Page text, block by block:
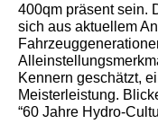
400qm präsent sein.
sich aus aktuellem
Kennern geschätzt,
Meisterleistung.
“60 Jahre Hydro-